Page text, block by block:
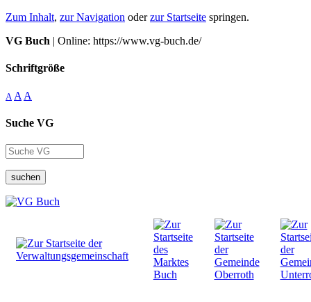
Zum Inhalt, zur Navigation oderzur Startseite springen.
VG Buch | Online: https://www.vg-buch.de/
Schriftgröße
A A A
Suche VG
suchen